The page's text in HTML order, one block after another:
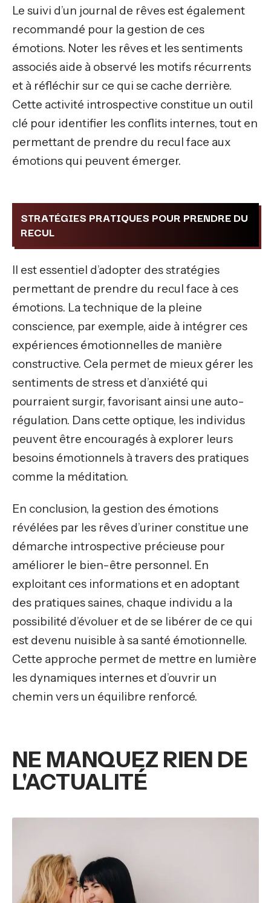
Le suivi d’un journal de rêves est également
recommandé pour la gestion de ces
émotions. Noter les rêves et les sentiments
associés aide à observé les motifs récurrents
et à réfléchir sur ce qui se cache derrière.
Cette activité introspective constitue un outil
clé pour identifier les conflits internes, tout en
permettant de prendre du recul face aux
émotions qui peuvent émerger.
STRATÉGIES PRATIQUES POUR PRENDRE DU
RECUL
Il est essentiel d’adopter des stratégies
permettant de prendre du recul face à ces
émotions. La technique de la pleine
conscience, par exemple, aide à intégrer ces
expériences émotionnelles de manière
constructive. Cela permet de mieux gérer les
sentiments de stress et d’anxiété qui
pourraient surgir, favorisant ainsi une auto-
régulation. Dans cette optique, les individus
peuvent être encouragés à explorer leurs
besoins émotionnels à travers des pratiques
comme la méditation.
En conclusion, la gestion des émotions
révélées par les rêves d’uriner constitue une
démarche introspective précieuse pour
améliorer le bien-être personnel. En
exploitant ces informations et en adoptant
des pratiques saines, chaque individu a la
possibilité d’évoluer et de se libérer de ce qui
est devenu nuisible à sa santé émotionnelle.
Cette approche permet de mettre en lumière
les dynamiques internes et d’ouvrir un
chemin vers un équilibre renforcé.
NE MANQUEZ RIEN DE
L'ACTUALITÉ